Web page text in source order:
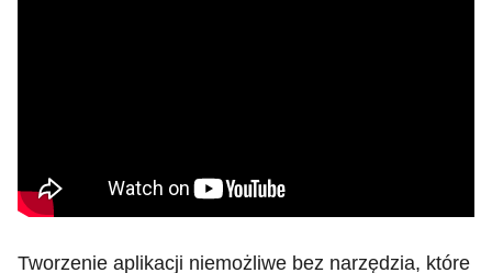
Tworzenie aplikacji niemożliwe bez narzędzia, które